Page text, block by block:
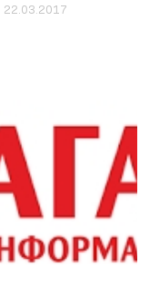
22.03.2017